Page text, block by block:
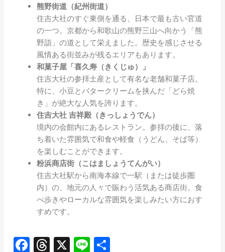
熊野街道（紀州街道）
住吉大社のすぐ東側を通る、日本で最も古い官道
の一つ。京都から和歌山の熊野三山へ向かう「熊
野詣」の道として栄えました。歴史を感じさせる
風情ある街並みが残るエリアもあります。
和菓子屋「喜久寿（きくじゅ）」
住吉大社の参拝土産として有名な老舗和菓子店。
特に、小豆とバタークリームを挟んだ「どら焼
き」が絶大な人気を誇ります。
住吉大社 吉祥殿（きっしょうでん）
境内の会館内にあるレストラン。参拝の後に、落
ち着いた雰囲気で和食や軽食（うどん、そば等）
を楽しむことができます。
粉浜商店街（こはましょうてんがい）
住吉大社駅から南海本線で一駅（または徒歩圏
内）の、地元の人々で賑わう活気ある商店街。食
べ歩きやローカルな雰囲気を楽しみたい方におす
すめです。
Facebook
Threads
X Line